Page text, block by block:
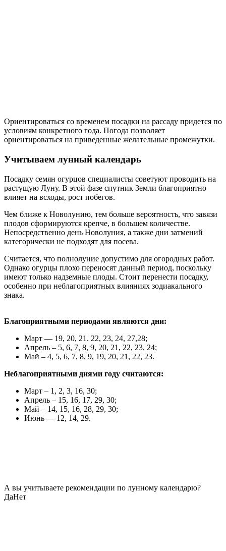
Ориентироваться со временем посадки на рассаду придется по
условиям конкретного года. Погода позволяет
ориентироваться на приведенные желательные промежутки.
Учитываем лунный календарь
Посадку семян огурцов специалисты советуют проводить на
растущую Луну. В этой фазе спутник Земли благоприятно
влияет на всходы, рост побегов.
Чем ближе к Новолунию, тем больше вероятность, что завязи
плодов сформируются крепче, в большем количестве.
Непосредственно день Новолуния, а также дни затмений
категорически не подходят для посева.
Считается, что полнолуние допустимо для огородных работ.
Однако огурцы плохо переносят данный период, поскольку
имеют только надземные плоды. Стоит перенести посадку,
особенно при неблагоприятных влияниях зодиакального
знака.
Благоприятными периодами являются дни:
Март — 19, 20, 21. 22, 23, 24, 27,28;
Апрель – 5, 6, 7, 8, 9, 20, 21, 22, 23, 24;
Май – 4, 5, 6, 7, 8, 9, 19, 20, 21, 22, 23.
Неблагоприятными днями году считаются:
Март – 1, 2, 3, 16, 30;
Апрель – 15, 16, 17, 29, 30;
Май – 14, 15, 16, 28, 29, 30;
Июнь — 12, 14, 29.
А вы учитываете рекомендации по лунному календарю?
ДаНет